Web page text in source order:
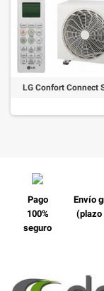
LG Confort Connect
Pago
100%
seguro
Envío
(plazo